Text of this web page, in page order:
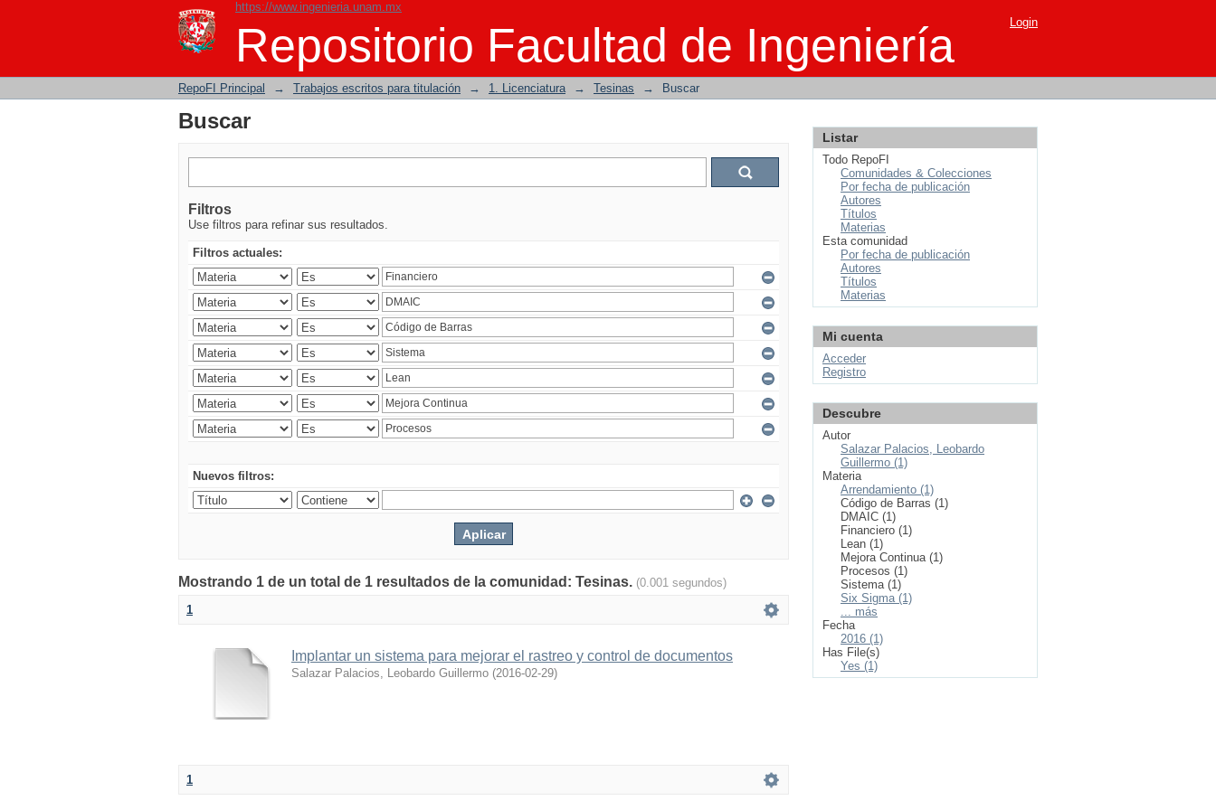
https://www.ingenieria.unam.mx
Repositorio Facultad de Ingeniería
Buscar Login
RepoFI Principal → Trabajos escritos para titulación → 1. Licenciatura → Tesinas → Buscar
Buscar
Filtros
Use filtros para refinar sus resultados.
Filtros actuales:
Nuevos filtros:
Mostrando 1 de un total de 1 resultados de la comunidad: Tesinas. (0.001 segundos)
1
Implantar un sistema para mejorar el rastreo y control de documentos
Salazar Palacios, Leobardo Guillermo (2016-02-29)
1
Listar
Todo RepoFI
Comunidades & Colecciones
Por fecha de publicación
Autores
Títulos
Materias
Esta comunidad
Por fecha de publicación
Autores
Títulos
Materias
Mi cuenta
Acceder
Registro
Descubre
Autor
Salazar Palacios, Leobardo
Guillermo (1)
Materia
Arrendamiento (1)
Código de Barras (1)
DMAIC (1)
Financiero (1)
Lean (1)
Mejora Continua (1)
Procesos (1)
Sistema (1)
Six Sigma (1)
... más
Fecha
2016 (1)
Has File(s)
Yes (1)